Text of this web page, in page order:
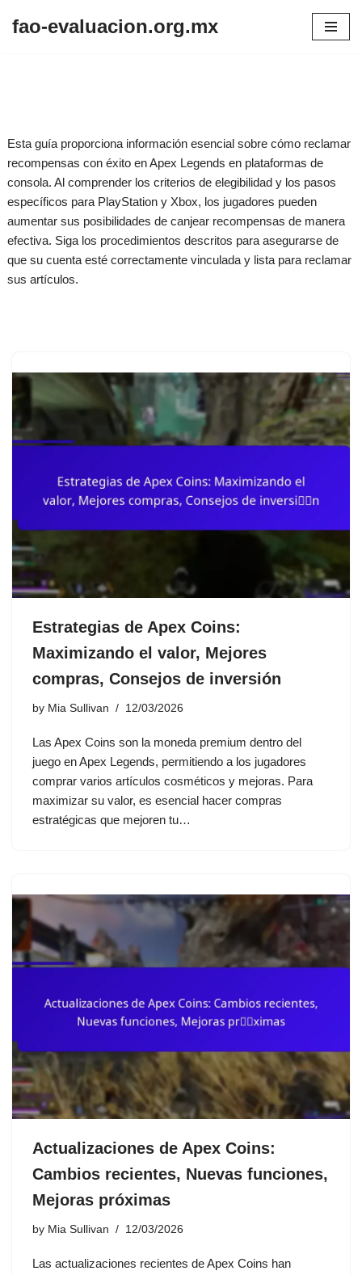
fao-evaluacion.org.mx
Esta guía proporciona información esencial sobre cómo reclamar
recompensas con éxito en Apex Legends en plataformas de
consola. Al comprender los criterios de elegibilidad y los pasos
específicos para PlayStation y Xbox, los jugadores pueden
aumentar sus posibilidades de canjear recompensas de manera
efectiva. Siga los procedimientos descritos para asegurarse de
que su cuenta esté correctamente vinculada y lista para reclamar
sus artículos.
Estrategias de Apex Coins:
Maximizando el valor, Mejores
compras, Consejos de inversión
by Mia Sullivan 12/03/2026
Las Apex Coins son la moneda premium dentro del
juego en Apex Legends, permitiendo a los jugadores
comprar varios artículos cosméticos y mejoras. Para
maximizar su valor, es esencial hacer compras
estratégicas que mejoren tu…
Actualizaciones de Apex Coins:
Cambios recientes, Nuevas funciones,
Mejoras próximas
by Mia Sullivan 12/03/2026
Las actualizaciones recientes de Apex Coins han